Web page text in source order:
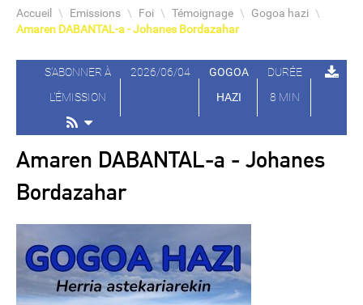
Accueil \ Emissions \ Foi \ Témoignage \ Gogoa hazi \
Amaren DABANTAL-a - Johanes Bordazahar
S'ABONNER À
L'ÉMISSION
2026/06/04
GOGOA
HAZI
DURÉE
8 MIN
Amaren DABANTAL-a - Johanes
Bordazahar